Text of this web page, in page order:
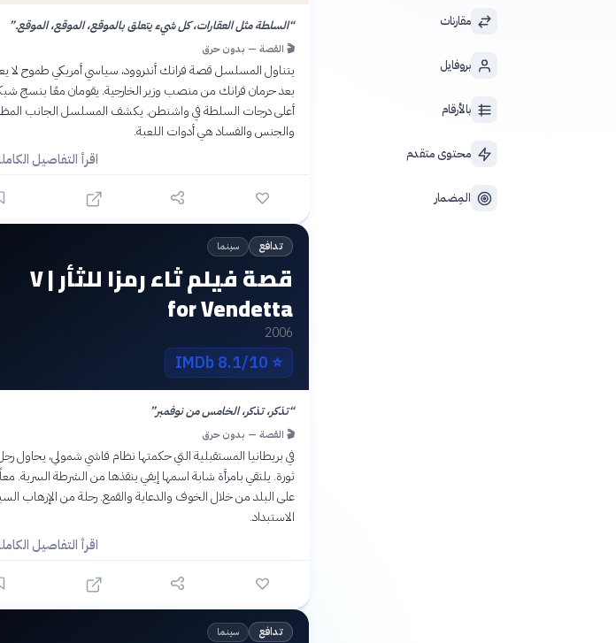
مقارنات
بروفايل
بالأرقام
محتوى متقدم
المِضمار
“السلطة مثل العقارات، كل شيء يتعلق بالموقع، الموقع، الموقع.”
🎬 القصة — بدون حرق
يتناول المسلسل قصة فرانك أندروود، سياسي أمريكي طموح لا
بعد حرمان فرانك من منصب وزير الخارجية. يقومان معًا بنسج
أعلى درجات السلطة في واشنطن. يكشف المسلسل الجانب
والجنس والفساد هي أدوات اللعبة.
اقرأ التفاصيل
تدافع سينما
قصة فيلم ثاء رمزا للثأر | V
for Vendetta
2006
⭐
8.1/10 IMDb
“تذكر، تذكر، الخامس من نوفمبر”
🎬 القصة — بدون حرق
ثورة. يلتقي بامرأة شابة اسمها إيفي ينقذها من الشرطة
على البلد من خلال الخوف والدعاية والقمع. رحلة من الإرهاب
الاستبداد.
اقرأ التفاصيل
تدافع سينما